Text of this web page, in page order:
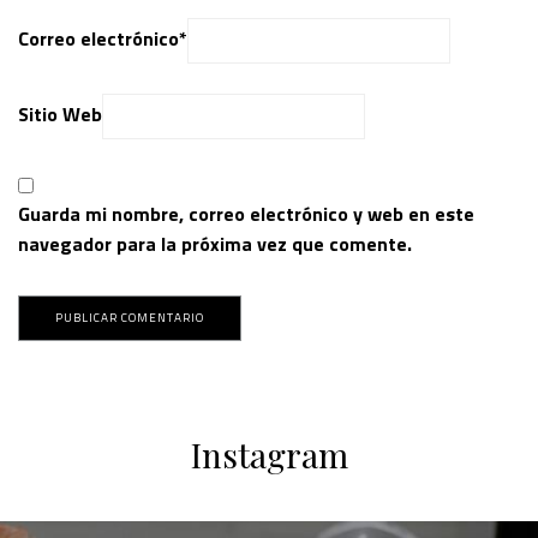
Correo electrónico*
Sitio Web
Guarda mi nombre, correo electrónico y web en este
navegador para la próxima vez que comente.
Instagram